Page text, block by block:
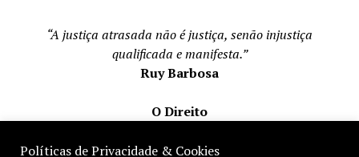
“A justiça atrasada não é justiça, senão injustiça
qualificada e manifesta.”
Ruy Barbosa
O Direito
Políticas de Privacidade & Cookies